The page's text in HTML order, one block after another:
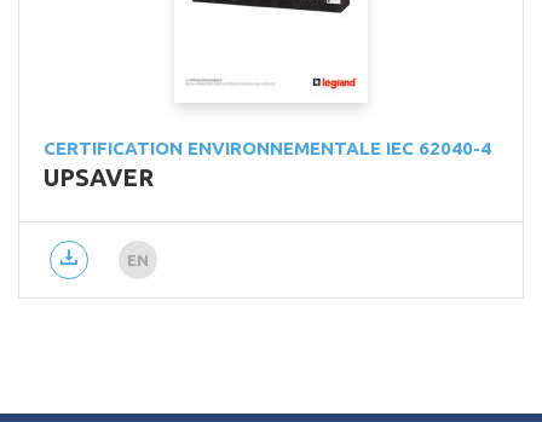
CERTIFICATION ENVIRONNEMENTALE IEC 62040-4
UPSAVER
EN